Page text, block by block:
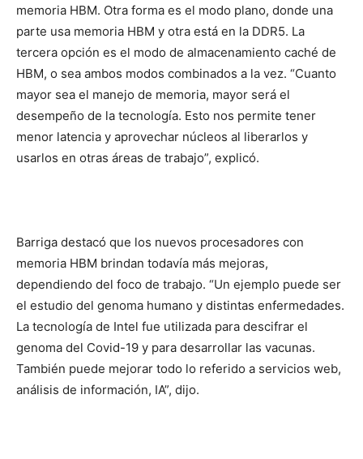
memoria HBM. Otra forma es el modo plano, donde una
parte usa memoria HBM y otra está en la DDR5. La
tercera opción es el modo de almacenamiento caché de
HBM, o sea ambos modos combinados a la vez. “Cuanto
mayor sea el manejo de memoria, mayor será el
desempeño de la tecnología. Esto nos permite tener
menor latencia y aprovechar núcleos al liberarlos y
usarlos en otras áreas de trabajo”, explicó.
Barriga destacó que los nuevos procesadores con
memoria HBM brindan todavía más mejoras,
dependiendo del foco de trabajo. “Un ejemplo puede ser
el estudio del genoma humano y distintas enfermedades.
La tecnología de Intel fue utilizada para descifrar el
genoma del Covid-19 y para desarrollar las vacunas.
También puede mejorar todo lo referido a servicios web,
análisis de información, IA”, dijo.